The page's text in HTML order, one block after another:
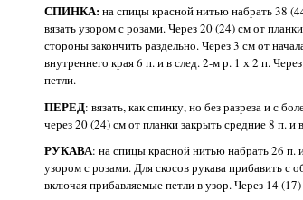
СПИНКА:на спицы красной нитью набрать 38
вязать узором с розами. Через 20 (24) см от
стороны закончить раздельно. Через 3 см от
внутреннего края 6 п. и в след. 2-м р. 1 х 2 п.
петли.
ПЕРЕД: вязать, как спинку, но без разреза и с
через 20 (24) см от планки закрыть средние 8 п.
РУКАВА: на спицы красной нитью набрать 26 п.
узором с розами. Для скосов рукава прибавить с
включая прибавляемые петли в узор. Через 14